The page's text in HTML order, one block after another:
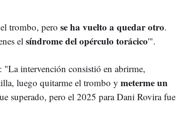
trombo, pero se ha vuelto a quedar otro.
el síndrome del opérculo torácico'".
"La intervención consistió en abrirme,
luego quitarme el trombo y meterme un
superado, pero el 2025 para Dani Rovira fue